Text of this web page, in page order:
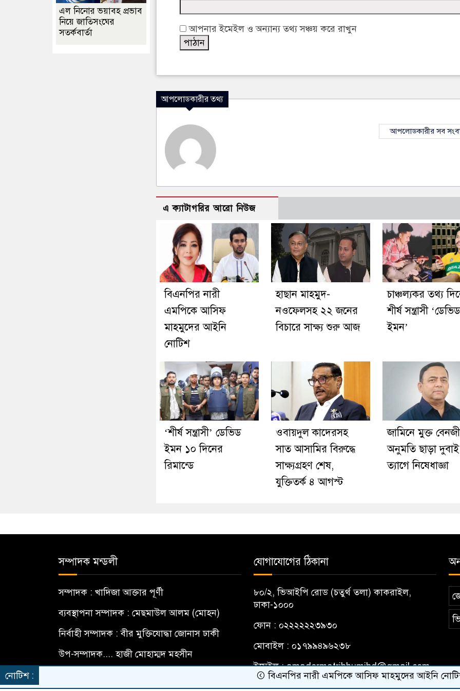
আপনার ইমেইল ও অন্যান্য তথ্য সঞ্চয় করে রাখুন
আপলোডকারীর তথ্য
আপলোডকারীর সব
এ ক্যাটাগরির আরো নিউজ
বিএনপির নারী
এমপিকে আসিফ
মাহমুদের আইনি
নোটিশ
হাছান মাহমুদ-
নওফেলসহ ২২ জনের
বিচারে সাক্ষ্য শুরু আজ
চাঞ্চল্যকর তথ্য
শীর্ষ সন্ত্রাসী ‘ডেভিড
ইমন’
‘শীর্ষ সন্ত্রাসী’ ডেভিড
ইমন ১০ দিনের
রিমান্ডে
ওবায়দুল কাদেরসহ
সাত আসামির বিরুদ্ধে
সাক্ষ্যগ্রহণ শেষ,
যুক্তিতর্ক ৪ আগস্ট
জামিনে মুক্ত
অনুমতি ছাড়া দুবাই
ত্যাগে নিষেধাজ্ঞা
এল নিনোর ভয়াবহ প্রভাব
নিয়ে জাতিসংঘের
সতর্কবার্তা
সম্পাদক মন্ডলী
সম্পাদক : খাদিজা আক্তার পূর্ণী
ব্যবস্থাপনা সম্পাদক : মেছমাউল আলম (মোহন)
নির্বাহী সম্পাদক : বীর মুক্তিযোদ্ধা জোনাস ঢাকী
উপ-সম্পাদক.... হাজী মোহাম্মদ মহসীন
যোগাযোগের ঠিকানা
৮০/২, ভিআইপি রোড (চতুর্থ তলা) কাকরাইল,
ঢাকা-১০০০
ফোন : ০২২২২২২৩৯৩০
মোবাইল : ০১৭৯৯৪৯৬২৩৮
ইমেইল :amadermatribhumibd@gmail.com
নোটিশ : বিএনপির নারী এমপিকে আসিফ মাহমুদের আইনি নোটিশ